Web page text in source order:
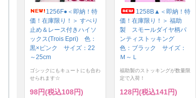
1256F●＜即納！特
価！在庫限り！＞ すべり
止め＆レース付きハイソ
ックス(Trois Epri) 色：
黒×ピンク サイズ：22
～25cm
ゴシックにもキュートにも合わ
せられます☆
98円(税込108円)
1258B▲＜即納！特
価！在庫限り！＞ 福助
製 スモールダイヤ柄パ
ンティストッキング
色：ブラック サイズ：
Ｍ～Ｌ
福助製のストッキングが数量限
定で入荷！
128円(税込141円)